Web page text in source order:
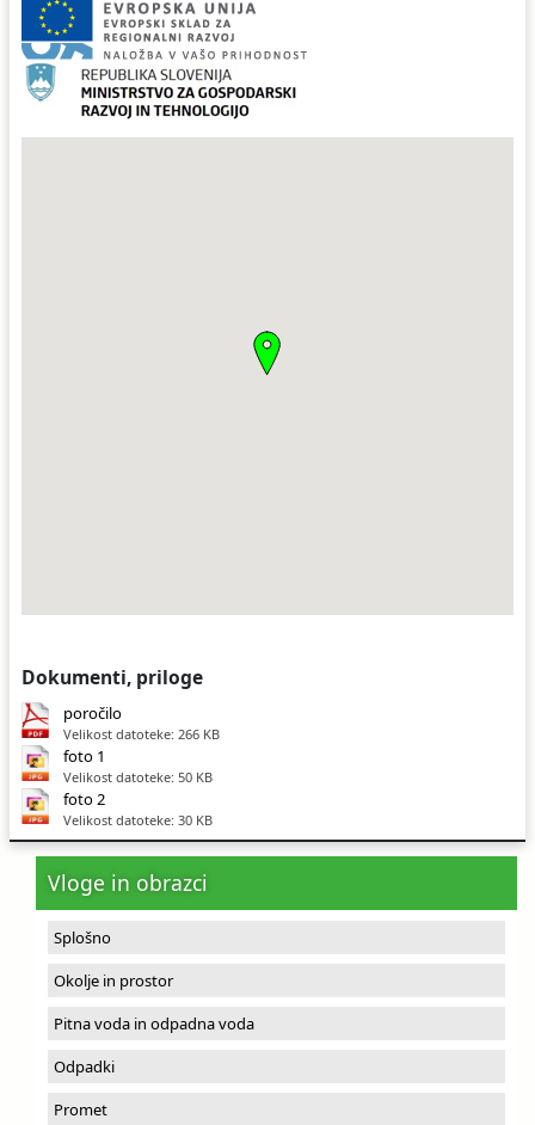
Dokumenti, priloge
poročilo
Velikost datoteke: 266 KB
foto 1
Velikost datoteke: 50 KB
foto 2
Velikost datoteke: 30 KB
Vloge in obrazci
Splošno
Okolje in prostor
Pitna voda in odpadna voda
Odpadki
Promet